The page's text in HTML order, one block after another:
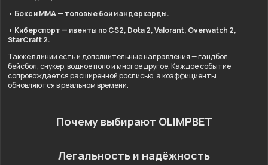
• Бокс и ММА — топовые бои и андеркарды.
• Киберспорт — ивенты по CS2, Dota 2, Valorant, Overwatch 2,
StarCraft 2.
Также в линии есть и дополнительные направления — гандбол,
бейсбол, снукер, водное поло и многое другое. Каждое событие
сопровождается расширенной росписью, а коэффициенты
обновляются в реальном времени.
Почему выбирают OLIMPBET
Легальность и надёжность